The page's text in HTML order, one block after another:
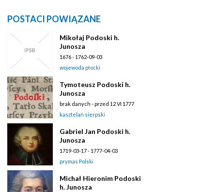
POSTACI POWIĄZANE
Mikołaj Podoski h.
Junosza
1676 - 1762-09-03
wojewoda płocki
Tymoteusz Podoski h.
Junosza
brak danych - przed 12 VI 1777
kasztelan sierpski
Gabriel Jan Podoski h.
Junosza
1719-03-17 - 1777-04-03
prymas Polski
Michał Hieronim Podoski
h. Junosza